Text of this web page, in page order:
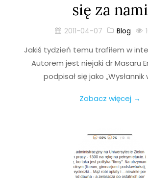
się za nami
2011-04-07 Blog
Jakiś tydzień temu trafiłem w
Autorem jest niejaki dr Masaru
podpisał się jako „Wysłannik
Zobacz więcej →